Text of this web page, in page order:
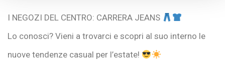
I NEGOZI DEL CENTRO: CARRERA JEANS
Lo conosci? Vieni a trovarci e scopri al suo interno le
nuove tendenze casual per l’estate!